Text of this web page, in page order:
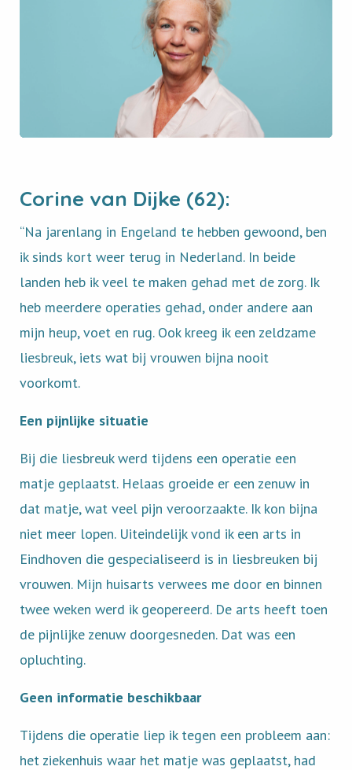
Corine van Dijke (62):
“Na jarenlang in Engeland te hebben gewoond, ben
ik sinds kort weer terug in Nederland. In beide
landen heb ik veel te maken gehad met de zorg. Ik
heb meerdere operaties gehad, onder andere aan
mijn heup, voet en rug. Ook kreeg ik een zeldzame
liesbreuk, iets wat bij vrouwen bijna nooit
voorkomt.
Een pijnlijke situatie
Bij die liesbreuk werd tijdens een operatie een
matje geplaatst. Helaas groeide er een zenuw in
dat matje, wat veel pijn veroorzaakte. Ik kon bijna
niet meer lopen. Uiteindelijk vond ik een arts in
Eindhoven die gespecialiseerd is in liesbreuken bij
vrouwen. Mijn huisarts verwees me door en binnen
twee weken werd ik geopereerd. De arts heeft toen
de pijnlijke zenuw doorgesneden. Dat was een
opluchting.
Geen informatie beschikbaar
Tijdens die operatie liep ik tegen een probleem aan:
het ziekenhuis waar het matje was geplaatst, had